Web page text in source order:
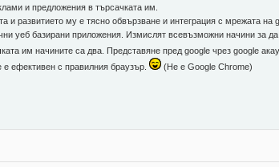
и предложения в търсачката им.
и развитието му е тясно обвързване и интеграция с мрежата
уеб базирани приложения. Измислят всевъзможни начини за
им начините са два. Представяне пред google чрез google
е ефективен с правилния браузър.
(Не е Google Chrome)